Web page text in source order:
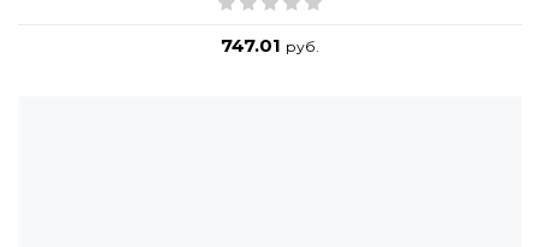
747.01 руб.